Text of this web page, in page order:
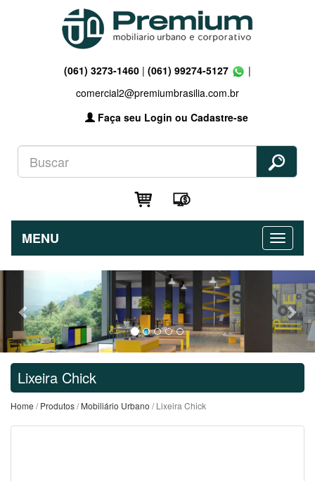
(061) 3273-1460 | (061) 99274-5127
|
comercial2@premiumbrasilia.com.br
Faça seu Login ou Cadastre-se
MENU
Previous
Lixeira Chick
Home /Produtos/Mobiliário Urbano / Lixeira Chick